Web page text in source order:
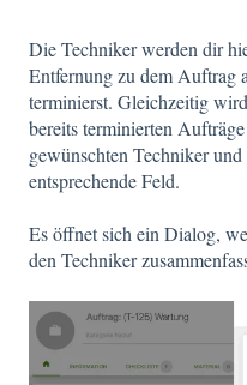
Die Techniker werden dir
Entfernung zu dem Auftrag
terminierst. Gleichzeitig
bereits terminierten
gewünschten Techniker
entsprechende Feld.
Es öffnet sich ein Dialog,
den Techniker